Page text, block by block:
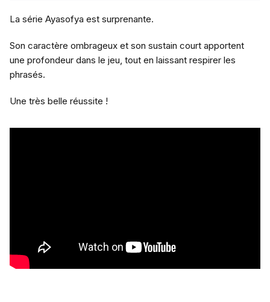
La série Ayasofya est surprenante.
Son caractère ombrageux et son sustain court apportent
une profondeur dans le jeu, tout en laissant respirer les
phrasés.
Une très belle réussite !